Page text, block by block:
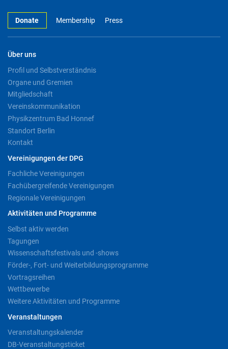
Donate Membership Press
Über uns
Profil und Selbstverständnis
Organe und Gremien
Mitgliedschaft
Vereinskommunikation
Physikzentrum Bad Honnef
Standort Berlin
Kontakt
Vereinigungen der DPG
Fachliche Vereinigungen
Fachübergreifende Vereinigungen
Regionale Vereinigungen
Aktivitäten und Programme
Selbst aktiv werden
Tagungen
Wissenschaftsfestivals und -shows
Förder-, Fort- und Weiterbildungsprogramme
Vortragsreihen
Wettbewerbe
Weitere Aktivitäten und Programme
Veranstaltungen
Veranstaltungskalender
DB-Veranstaltungsticket